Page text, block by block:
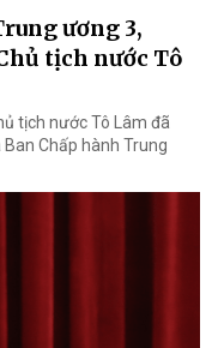
ương 3,
tịch nước Tô
tịch nước Tô Lâm đã
Chấp hành Trung